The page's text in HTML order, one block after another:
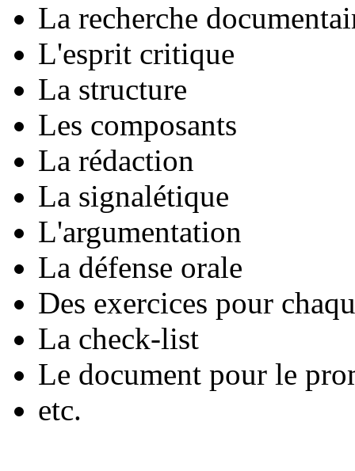
La recherche
L'esprit critique
La structure
Les composants
La rédaction
La signalétique
L'argumentation
La défense orale
Des exercices pour
La check-list
Le document pour le
etc.